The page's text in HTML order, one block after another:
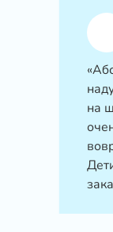
на